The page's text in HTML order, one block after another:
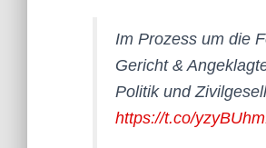
Im Prozess um die
Gericht &
Politik und
https://t.co/